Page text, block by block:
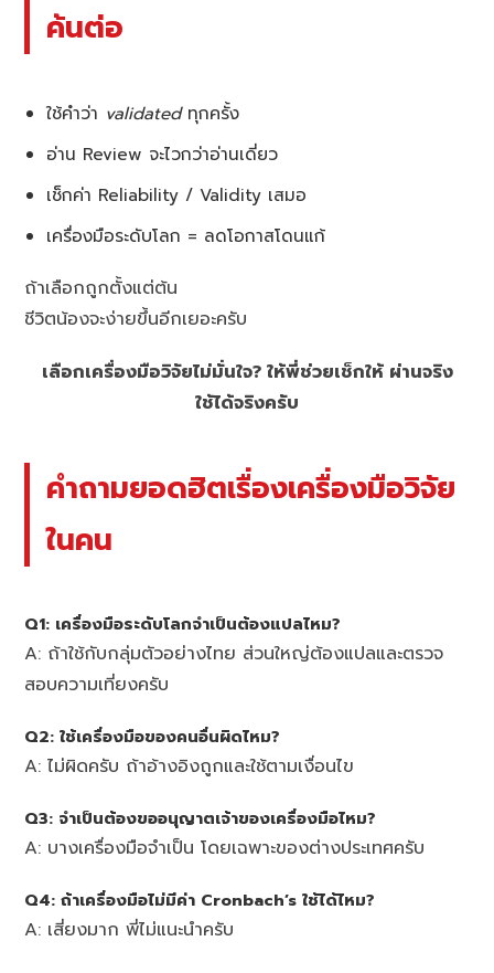
ค้นต่อ
ใช้คำว่า validatedทุกครั้ง
อ่าน Review จะไวกว่าอ่านเดี่ยว
เช็กค่า Reliability / Validity เสมอ
เครื่องมือระดับโลก = ลดโอกาสโดนแก้
ถ้าเลือกถูกตั้งแต่ต้น
ชีวิตน้องจะง่ายขึ้นอีกเยอะครับ
เลือกเครื่องมือวิจัยไม่มั่นใจ? ให้พี่ช่วยเช็กให้ ผ่านจริง
ใช้ได้จริงครับ
คำถามยอดฮิตเรื่องเครื่องมือวิจัย
ในคน
Q1: เครื่องมือระดับโลกจำเป็นต้องแปลไหม?
A: ถ้าใช้กับกลุ่มตัวอย่างไทย ส่วนใหญ่ต้องแปลและตรวจ
สอบความเที่ยงครับ
Q2: ใช้เครื่องมือของคนอื่นผิดไหม?
A: ไม่ผิดครับ ถ้าอ้างอิงถูกและใช้ตามเงื่อนไข
Q3: จำเป็นต้องขออนุญาตเจ้าของเครื่องมือไหม?
A: บางเครื่องมือจำเป็น โดยเฉพาะของต่างประเทศครับ
Q4: ถ้าเครื่องมือไม่มีค่า Cronbach’s ใช้ได้ไหม?
A: เสี่ยงมาก พี่ไม่แนะนำครับ